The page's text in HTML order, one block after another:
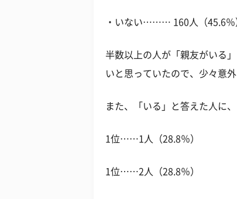
・いない……… 160人（45.6％
半数以上の人が「親友がいる
いと思っていたので、少々意外
また、「いる」と答えた人に
1位……1人（28.8％）
1位……2人（28.8％）